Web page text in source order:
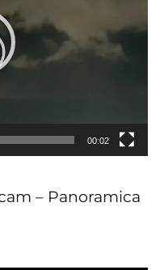
00:02
– Panoramica